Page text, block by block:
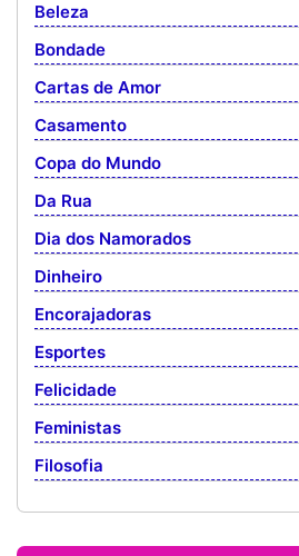
Beleza
Bondade
Cartas de Amor
Casamento
Copa do Mundo
Da Rua
Dia dos Namorados
Dinheiro
Encorajadoras
Esportes
Felicidade
Feministas
Filosofia